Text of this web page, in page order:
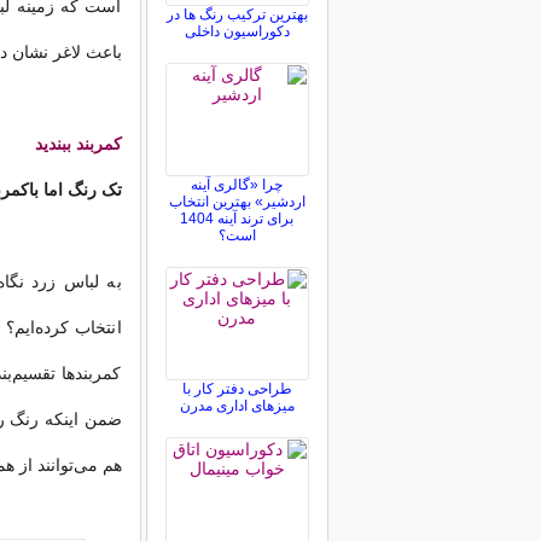
است که زمینه
باعث لاغر نشان
کمربند ببندید
تک رنگ اما
به لباس زرد
انتخاب
کمربند‌ها
ضمن اینکه رنگ
هم می‌توانند از
بهترین ترکیب رنگ ها در
دکوراسیون داخلی
چرا «گالری آینه
اردشیر» بهترین انتخاب
برای ترند آینه 1404
است؟
طراحی دفتر کار با
میزهای اداری مدرن